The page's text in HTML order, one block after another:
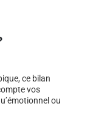
ce bilan
vos
ou